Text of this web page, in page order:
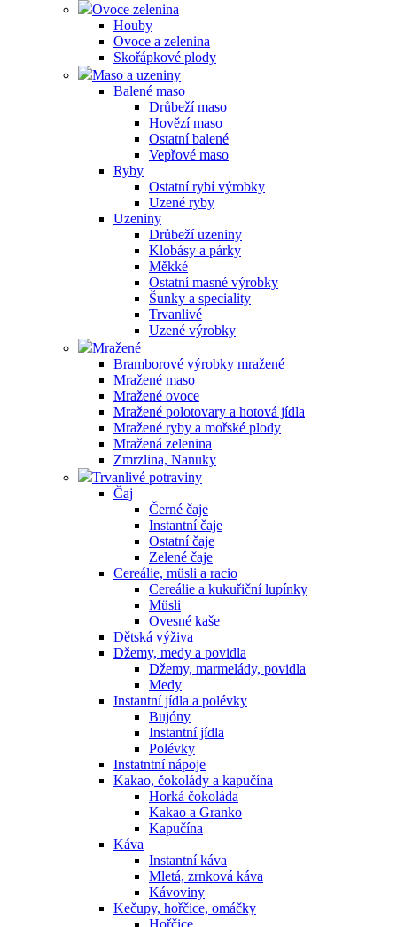
Ovoce zelenina
Houby
Ovoce a zelenina
Skořápkové plody
Maso a uzeniny
Balené maso
Drůbeží maso
Hovězí maso
Ostatní balené
Vepřové maso
Ryby
Ostatní rybí výrobky
Uzené ryby
Uzeniny
Drůbeží uzeniny
Klobásy a párky
Měkké
Ostatní masné výrobky
Šunky a speciality
Trvanlivé
Uzené výrobky
Mražené
Bramborové výrobky mražené
Mražené maso
Mražené ovoce
Mražené polotovary a hotová jídla
Mražené ryby a mořské plody
Mražená zelenina
Zmrzlina, Nanuky
Trvanlivé potraviny
Čaj
Černé čaje
Instantní čaje
Ostatní čaje
Zelené čaje
Cereálie, müsli a racio
Cereálie a kukuřiční lupínky
Müsli
Ovesné kaše
Dětská výživa
Džemy, medy a povidla
Džemy, marmelády, povidla
Medy
Instantní jídla a polévky
Bujóny
Instantní jídla
Polévky
Instatntní nápoje
Kakao, čokolády a kapučína
Horká čokoláda
Kakao a Granko
Kapučína
Káva
Instantní káva
Mletá, zrnková káva
Kávoviny
Kečupy, hořčice, omáčky
Hořčice